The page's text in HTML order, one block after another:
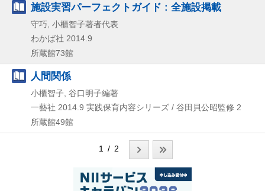
施設実習パーフェクトガイド : 全施設掲載
守巧, 小櫃智子著者代表
わかば社 2014.9
所蔵館73館
人間関係
小櫃智子, 谷口明子編著
一藝社 2014.9 実践保育内容シリーズ / 谷田貝公昭監修 2
所蔵館49館
1 / 2